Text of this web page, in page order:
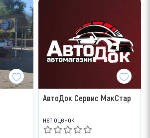
АвтоДок Сервис МакСтар
нет оценок